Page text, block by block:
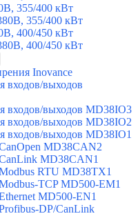
355/400 кВт
355/400 кВт
400/450 кВт
400/450 кВт
Inovance
входов/выходов
входов/выходов MD38IO3
входов/выходов MD38IO2
входов/выходов MD38IO1
MD38CAN2
MD38CAN1
RTU MD38TX1
TCP MD500-EM1
MD500-EN1
DP/CanLink